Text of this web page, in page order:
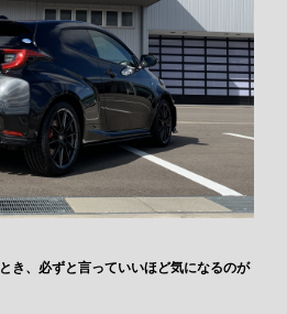
き、必ずと言っていいほど気になるのが